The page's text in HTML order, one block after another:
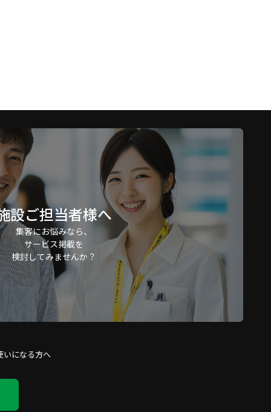
設ご担当者様へ
集客にお悩みなら、
サービス掲載を
検討してみませんか？
いになる方へ